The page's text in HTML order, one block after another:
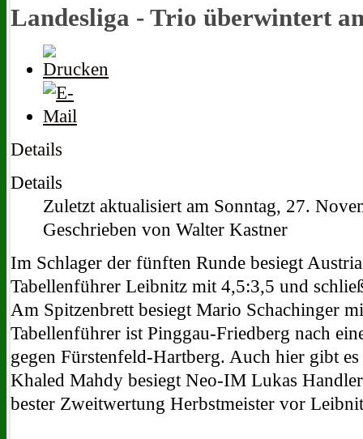
Landesliga - Trio überwintert
Details
Details
Zuletzt aktualisiert am Sonntag, 27.
Geschrieben von Walter Kastner
Im Schlager der fünften Runde besiegt
Tabellenführer Leibnitz mit 4,5:3,5 und
Am Spitzenbrett besiegt Mario Schachinger
Tabellenführer ist Pinggau-Friedberg nach
gegen Fürstenfeld-Hartberg. Auch hier gibt
Khaled Mahdy besiegt Neo-IM Lukas
bester Zweitwertung Herbstmeister vor